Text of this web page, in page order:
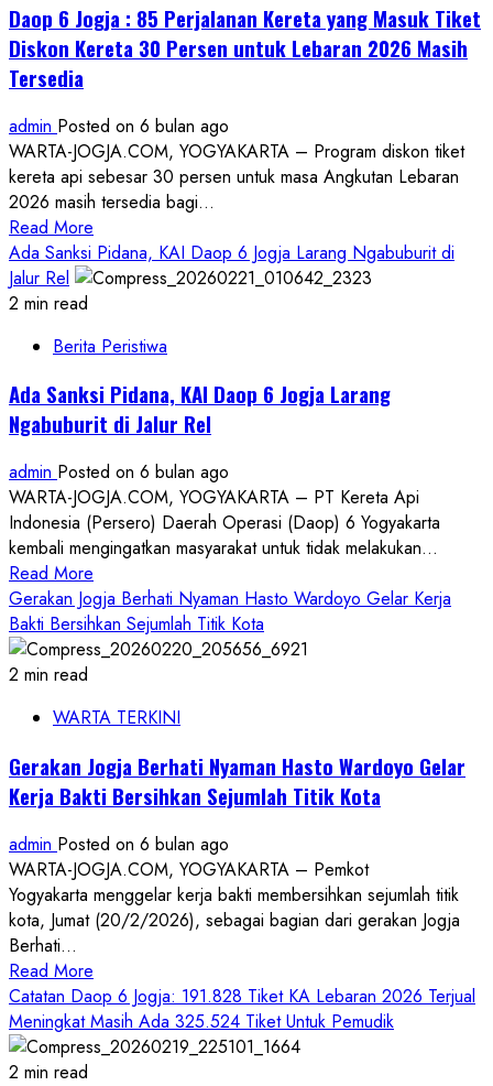
Siap
Menjaga
Ketertiban
Jogja
Daop 6 Jogja : 85 Perjalanan Kereta yang Masuk Tiket
Diskon Kereta 30 Persen untuk Lebaran 2026 Masih
Tersedia
admin Posted on 6 bulan ago
WARTA-JOGJA.COM, YOGYAKARTA – Program diskon tiket
kereta api sebesar 30 persen untuk masa Angkutan Lebaran
2026 masih tersedia bagi...
Read More
more
about
Jogja
85
Perjalanan
yang
Masuk
Tiket
Diskon
Kereta
30
Persen
untuk
2026
Masih
Tersedia
Ada Sanksi Pidana, KAI Daop 6 Jogja Larang Ngabuburit di
Jalur Rel
2 min read
Berita Peristiwa
Ada Sanksi Pidana, KAI Daop 6 Jogja Larang
Ngabuburit di Jalur Rel
admin Posted on 6 bulan ago
WARTA-JOGJA.COM, YOGYAKARTA – PT Kereta Api
Indonesia (Persero) Daerah Operasi (Daop) 6 Yogyakarta
kembali mengingatkan masyarakat untuk tidak melakukan...
Read More
more
about
Ada
KAI
6
Jogja
Ngabuburit
di
Jalur
Rel
Gerakan Jogja Berhati Nyaman Hasto Wardoyo Gelar Kerja
Bakti Bersihkan Sejumlah Titik Kota
2 min read
WARTA TERKINI
Gerakan Jogja Berhati Nyaman Hasto Wardoyo Gelar
Kerja Bakti Bersihkan Sejumlah Titik Kota
admin Posted on 6 bulan ago
WARTA-JOGJA.COM, YOGYAKARTA – Pemkot
Yogyakarta menggelar kerja bakti membersihkan sejumlah titik
kota, Jumat (20/2/2026), sebagai bagian dari gerakan Jogja
Berhati...
Read More
more
about
Gerakan
Catatan Daop 6 Jogja: 191.828 Tiket KA Lebaran 2026 Terjual
Meningkat Masih Ada 325.524 Tiket Untuk Pemudik
2 min read